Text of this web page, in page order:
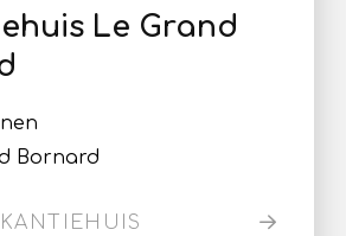
Le Grand
Bornard